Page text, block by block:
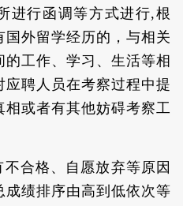
进行函调等方式进行,根
外留学经历的，与相关
工作、学习、生活等相
聘人员在考察过程中提
或者有其他妨碍考察工
合格、自愿放弃等原因
绩排序由高到低依次等